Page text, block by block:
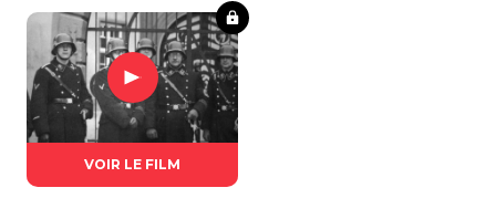
VOIR LE FILM